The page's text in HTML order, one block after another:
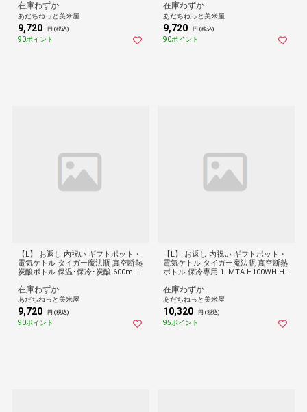
志 仏事 送料無料
在庫わずか
あだちねっと美米屋
9,720 円 (税込)
90ポイント
志 仏事 送料無料
在庫わずか
あだちねっと美米屋
9,720 円 (税込)
90ポイント
【L】 お返し 内祝い ギフトポット・
電気ケトル タイガー魔法瓶 真空断熱
炭酸ボトル 保温･保冷･炭酸 600mlM
志 仏事 送料無料
在庫わずか
あだちねっと美米屋
9,720 円 (税込)
90ポイント
【L】 お返し 内祝い ギフトポット・
電気ケトル タイガー魔法瓶 真空断熱
ボトル 保冷専用 1LMTA-H100WH-H
在庫わずか
あだちねっと美米屋
10,320 円 (税込)
95ポイント